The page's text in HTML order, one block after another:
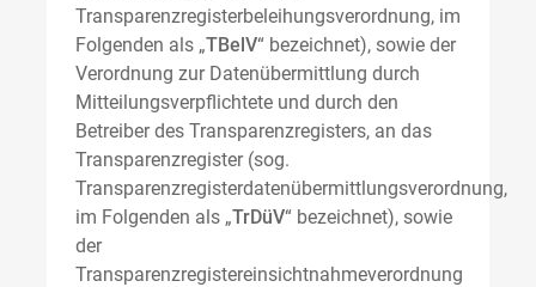
Transparenzregisterbeleihungsverordnung, im
Folgenden als „TBelV“ bezeichnet), sowie der
Verordnung zur Datenübermittlung durch
Mitteilungsverpflichtete und durch den
Betreiber des Transparenzregisters, an das
Transparenzregister (sog.
Transparenzregisterdatenübermittlungsverordnung,
im Folgenden als „TrDüV“ bezeichnet), sowie
der
Transparenzregistereinsichtnahmeverordnung